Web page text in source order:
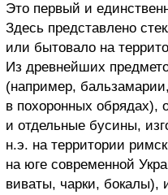
Это первый и
Здесь представлено
или бытовало на
Из древнейших
(например,
в похоронных обрядах),
и отдельные бусины,
н.э. на территории
на юге современной
виваты, чарки, бокалы),